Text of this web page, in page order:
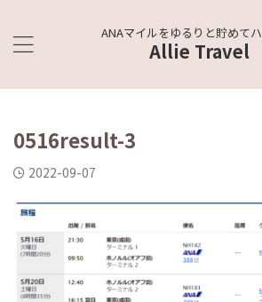
ANAマイルをゆるりと貯めて
Allie Travel
0516result-3
2022-09-07